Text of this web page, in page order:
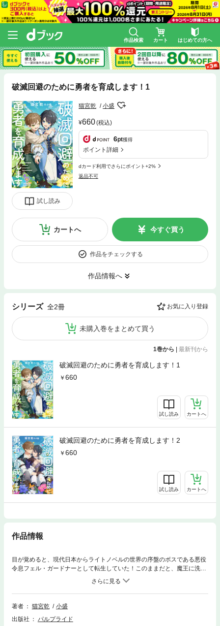
作品検索 カート はじめての方へ
破滅回避のために勇者を育成します！1
試し読み
猫宮乾 小盛
660(税込)
6pt獲得
ポイント詳細
dカード利用でさらにポイント+2%
返品不可
カートへ 今すぐ買う
作品をチェックする
作品情報へ
シリーズ 全2冊 お気に入り登録
未購入巻をまとめて買う
1巻から | 最新刊から
破滅回避のために勇者を育成します！1
660
試し読み カートへ
破滅回避のために勇者を育成します！2
660
試し読み カートへ
作品情報
目が覚めると、現代日本からライトノベルの世界の序盤のボスである悪役
令息フェル・ガードナーとして転生していた！このままだと、魔王に洗脳
され【破壊神】として勇者に殺されてしまう……。そんな破滅フラグをへ
し折るべく、フェルが考えたのは――勇者ジルを最強に育て上げ、自分が
闇堕ちする前に魔王を倒してもらうことだった!?早速幼いジルを弟子にし
たフェルだったが、彼の注ぐ献身的な愛情と教育は、ジルや第二王子のア
中毒」にしてしまう。そして成長するにつれてジルのフェルへ向ける眼差
著者 猫宮乾
小盛
出版社
パルプライド